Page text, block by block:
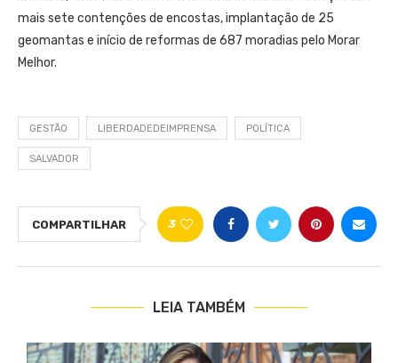
mais sete contenções de encostas, implantação de 25
geomantas e início de reformas de 687 moradias pelo Morar
Melhor.
GESTÃO LIBERDADEDEIMPRENSA POLÍTICA
SALVADOR
COMPARTILHAR 3
LEIA TAMBÉM